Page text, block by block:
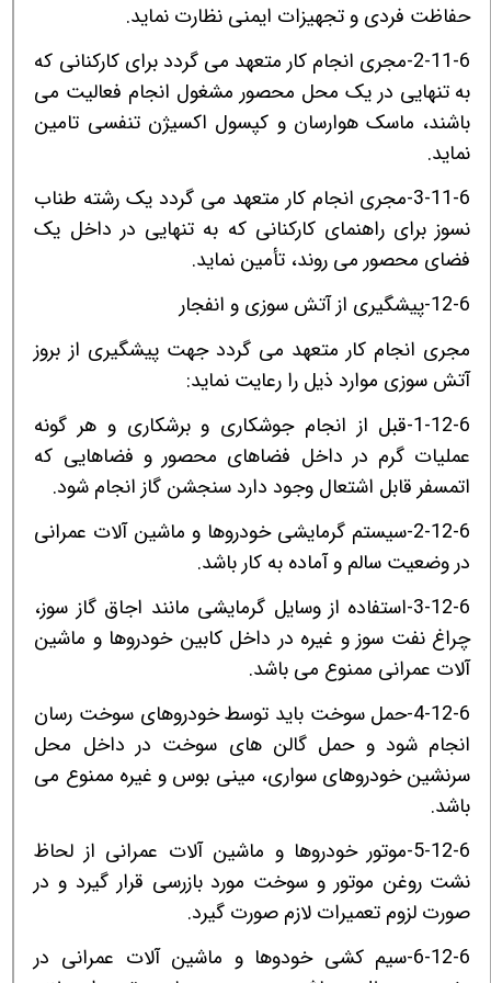
حفاظت فردی و تجهیزات ایمنی نظارت نماید.
2-11-6-مجری انجام کار متعهد می گردد برای کارکنانی که
به تنهایی در یک محل محصور مشغول انجام فعالیت می
باشند، ماسک هوارسان و کپسول اکسیژن تنفسی تامین
نماید.
3-11-6-مجری انجام کار متعهد می گردد یک رشته طناب
نسوز برای راهنمای کارکنانی که به تنهایی در داخل یک
فضای محصور می روند، تأمین نماید.
12-6-پیشگیری از آتش سوزی و انفجار
مجری انجام کار متعهد می گردد جهت پیشگیری از بروز
آتش سوزی موارد ذیل را رعایت نماید:
1-12-6-قبل از انجام جوشکاری و برشکاری و هر گونه
عملیات گرم در داخل فضاهای محصور و فضاهایی که
اتمسفر قابل اشتعال وجود دارد سنجشن گاز انجام شود.
2-12-6-سیستم گرمایشی خودروها و ماشین آلات عمرانی
در وضعیت سالم و آماده به کار باشد.
3-12-6-استفاده از وسایل گرمایشی مانند اجاق گاز سوز،
چراغ نفت سوز و غیره در داخل کابین خودروها و ماشین
آلات عمرانی ممنوع می باشد.
4-12-6-حمل سوخت باید توسط خودروهای سوخت رسان
انجام شود و حمل گالن های سوخت در داخل محل
سرنشین خودروهای سواری، مینی بوس و غیره ممنوع می
باشد.
5-12-6-موتور خودروها و ماشین آلات عمرانی از لحاظ
نشت روغن موتور و سوخت مورد بازرسی قرار گیرد و در
صورت لزوم تعمیرات لازم صورت گیرد.
6-12-6-سیم کشی خودوها و ماشین آلات عمرانی در